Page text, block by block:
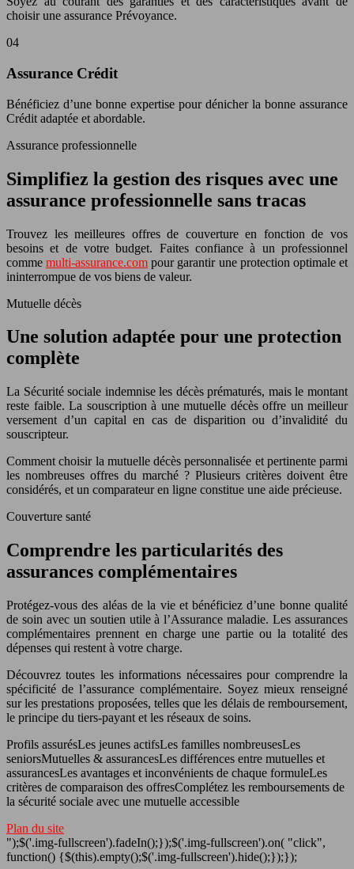
choisir une assurance Prévoyance.
04
Assurance Crédit
Bénéficiez d’une bonne expertise pour dénicher la bonne assurance
Crédit adaptée et abordable.
Assurance professionnelle
Simplifiez la gestion des risques avec une
assurance professionnelle sans tracas
Trouvez les meilleures offres de couverture en fonction de vos
besoins et de votre budget. Faites confiance à un professionnel
commemulti-assurance.com pour garantir une protection optimale et
ininterrompue de vos biens de valeur.
Mutuelle décès
Une solution adaptée pour une protection
complète
La Sécurité sociale indemnise les décès prématurés, mais le montant
reste faible. La souscription à une mutuelle décès offre un meilleur
versement d’un capital en cas de disparition ou d’invalidité du
souscripteur.
Comment choisir la mutuelle décès personnalisée et pertinente parmi
les nombreuses offres du marché ? Plusieurs critères doivent être
considérés, et un comparateur en ligne constitue une aide précieuse.
Couverture santé
Comprendre les particularités des
assurances complémentaires
Protégez-vous des aléas de la vie et bénéficiez d’une bonne qualité
de soin avec un soutien utile à l’Assurance maladie. Les assurances
complémentaires prennent en charge une partie ou la totalité des
dépenses qui restent à votre charge.
Découvrez toutes les informations nécessaires pour comprendre la
spécificité de l’assurance complémentaire. Soyez mieux renseigné
sur les prestations proposées, telles que les délais de remboursement,
le principe du tiers-payant et les réseaux de soins.
Profils assurésLes jeunes actifsLes familles nombreusesLes
seniorsMutuelles & assurancesLes différences entre mutuelles et
assurancesLes avantages et inconvénients de chaque formuleLes
critères de comparaison des offresComplétez les remboursements de
la sécurité sociale avec une mutuelle accessible
Plan du site
");$('.img-fullscreen').fadeIn();});$('.img-fullscreen').on( "click",
function() {$(this).empty();$('.img-fullscreen').hide();});});